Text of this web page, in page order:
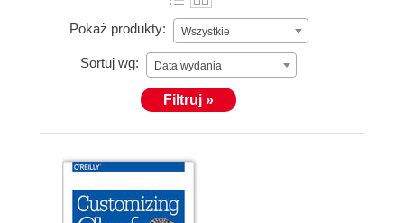
Pokaż produkty: Wszystkie
Sortuj wg: Data wydania
Filtruj »